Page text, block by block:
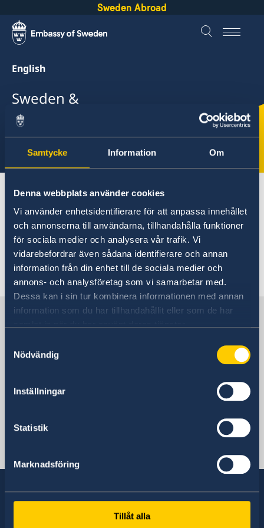
Samtycke Information Om
Denna webbplats använder cookies
Vi använder enhetsidentifierare för att anpassa innehållet
och annonserna till användarna, tillhandahålla funktioner
för sociala medier och analysera vår trafik. Vi
vidarebefordrar även sådana identifierare och annan
information från din enhet till de sociala medier och
annons- och analysföretag som vi samarbetar med.
Dessa kan i sin tur kombinera informationen med annan
information som du har tillhandahållit eller som de har
Nödvändig
Inställningar
Statistik
Marknadsföring
Tillåt alla
Sweden Abroad
English
Sweden &
Ivory Coast
Select
here
About Sweden Ivory Coast
Ivory Coast
Going to Sweden?
Visiting Sweden
Moving to someone in Sweden
Going to Sweden
Sweden in Côte d'Ivoire
Sweden's mission
Côte d'Ivoire, Stockholm
Swedish consulates
Abidjan
+225 27 21 31 25 96
Sweden has diplomatic relations with almost